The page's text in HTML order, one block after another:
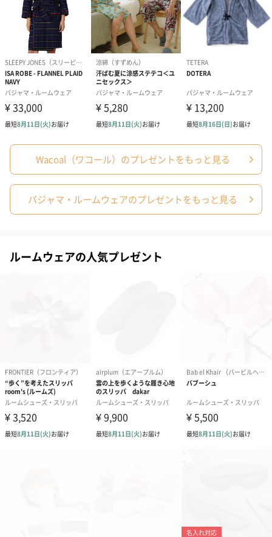
ドライフラワー・プリザーブドフラワー
自然のお花で作ったドライフラワー・プリザーブドフラワーを同
梱します。
一部花材が写真と異なる場合がございます。予めご了承くださ
い。パッケージに入れてお届けします。
プリザーブドフラワー
ブーケ（ピンク）
プリザーブドフラワー
ブーケ（ブルー）
アミュレット
ク）（1,500円
（2,390円）
（1,760円）
ル）（1,760円
Wacoal（ワコール）のプレゼントをもっと見る
パジャマ・ルームウェアのプレゼントをもっと見る
ルームウェアの人気プレゼント